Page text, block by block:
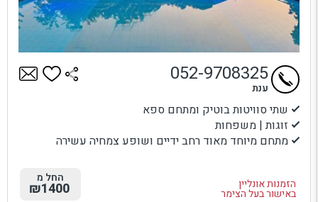
שתי סוויטות בוטיק ומתחם ספא
זוגות | משפחות
מתחם מיוחד מאוד רחב ידיים ושופע צמחיה עשירה
הזמנות אונליין
באישור בעל הצימר
052-9708325
ענת
החל מ
₪1400